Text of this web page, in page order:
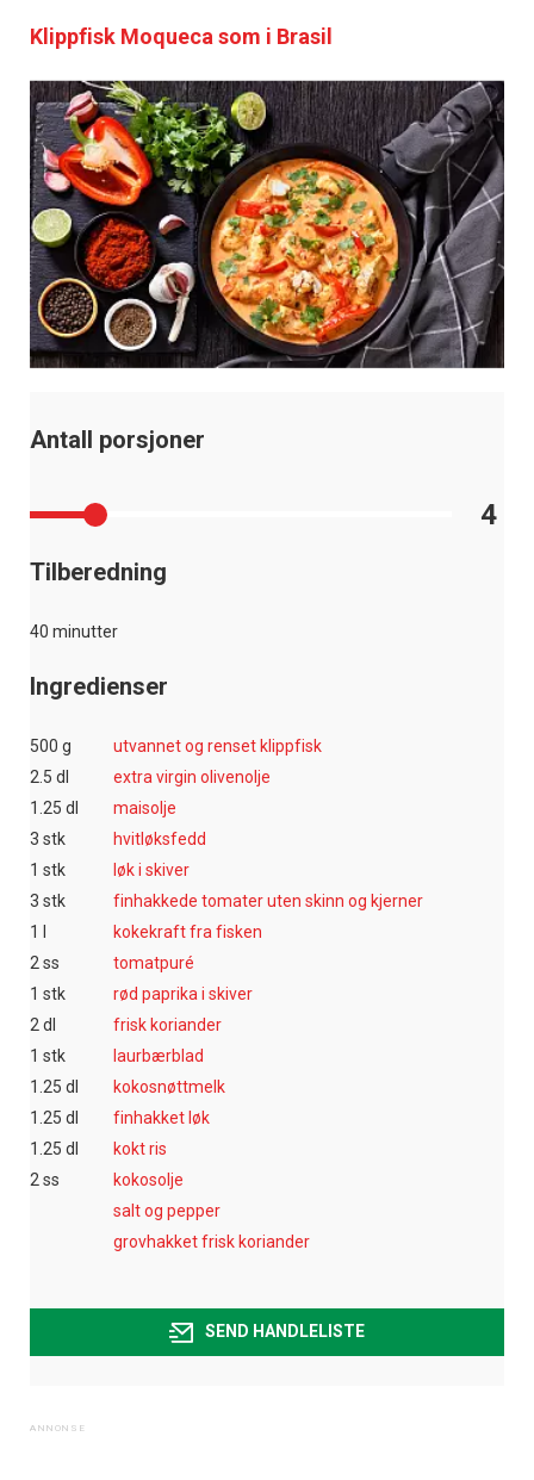
Klippfisk Moqueca som i Brasil
Antall porsjoner
4
Tilberedning
40 minutter
Ingredienser
500 g
utvannet og renset klippfisk
2.5 dl
extra virgin olivenolje
1.25 dl
maisolje
3 stk
hvitløksfedd
1 stk
løk i skiver
3 stk
finhakkede tomater uten skinn og kjerner
1 l
kokekraft fra fisken
2 ss
tomatpuré
1 stk
rød paprika i skiver
2 dl
frisk koriander
1 stk
laurbærblad
1.25 dl
kokosnøttmelk
1.25 dl
finhakket løk
1.25 dl
kokt ris
2 ss
kokosolje
salt og pepper
grovhakket frisk koriander
SEND HANDLELISTE